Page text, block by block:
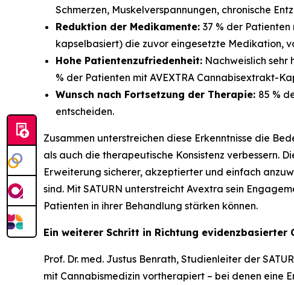
Schmerzen, Muskelverspannungen, chronische
Reduktion der Medikamente: 37 % der
kapselbasiert) die zuvor eingesetzte Medikation,
Hohe Patientenzufriedenheit: Nachweislich sehr
% der Patienten mit AVEXTRA Cannabisextrakt-
Wunsch nach Fortsetzung der Therapie: 85 %
entscheiden.
Zusammen unterstreichen diese Erkenntnisse die
als auch die therapeutische Konsistenz verbessern.
Erweiterung sicherer, akzeptierter und einfach
sind. Mit SATURN unterstreicht Avextra sein
Patienten in ihrer Behandlung stärken können.
Ein weiterer Schritt in Richtung evidenzbasierter
Prof. Dr. med. Justus Benrath, Studienleiter der
mit Cannabismedizin vortherapiert – bei denen eine